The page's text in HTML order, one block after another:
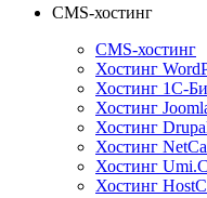
CMS-хостинг
CMS-хостинг
Хостинг
Хостинг 1С-
Хостинг
Хостинг
Хостинг
Хостинг
Хостинг